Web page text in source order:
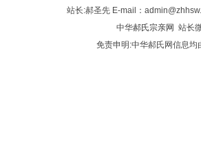
站长:郝圣先 E-mail：
中华郝氏宗亲网 站长
免责申明:中华郝氏网信息